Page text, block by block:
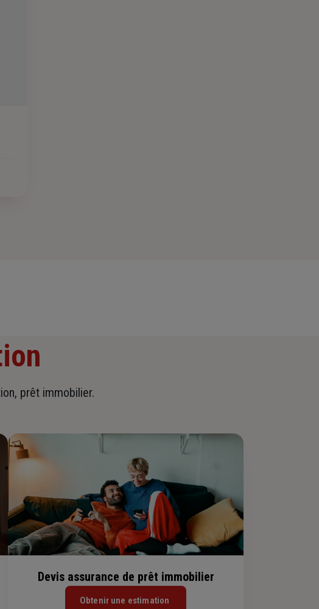
prêt immobilier.
Devis assurance de prêt immobilier
Obtenir une estimation